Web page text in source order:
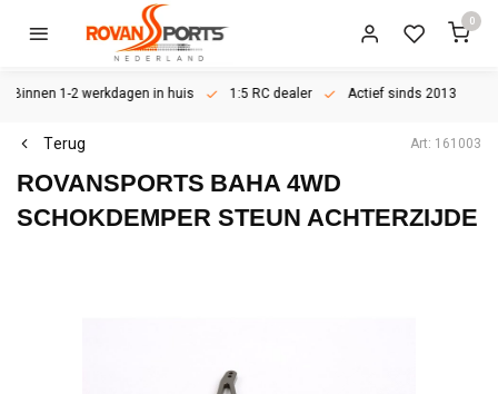
0
Binnen 1-2 werkdagen in huis 1:5 RC dealer Actief sinds 2013
Terug Art: 161003
ROVANSPORTS BAHA 4WD
SCHOKDEMPER STEUN ACHTERZIJDE